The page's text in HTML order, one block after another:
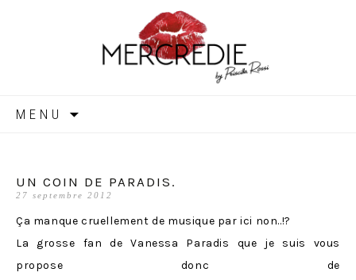
MERCREDIE
MENU
UN COIN DE PARADIS.
27 septembre 2012
Ça manque cruellement de musique par ici non..!?
La grosse fan de Vanessa Paradis que je suis vous
propose donc de